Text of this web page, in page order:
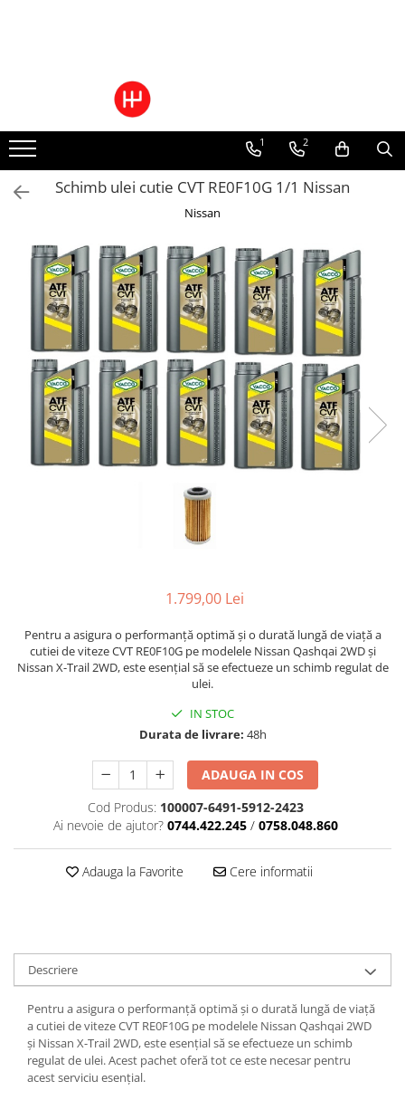
Ulei cutie automata
Filtre cutii automate
1 2
Schimb ulei cutie CVT RE0F10G 1/1 Nissan
Nissan
1.799,00 Lei
Pentru a asigura o performanță optimă și o durată lungă de viață a
cutiei de viteze CVT RE0F10G pe modelele Nissan Qashqai 2WD și
Nissan X-Trail 2WD, este esențial să se efectueze un schimb regulat de
ulei.
IN STOC
Durata de livrare: 48h
ADAUGA IN COS
Cod Produs: 100007-6491-5912-2423
Ai nevoie de ajutor? 0744.422.245 / 0758.048.860
Adauga la Favorite Cere informatii
Descriere
Pentru a asigura o performanță optimă și o durată lungă de viață
a cutiei de viteze CVT RE0F10G pe modelele Nissan Qashqai 2WD
și Nissan X-Trail 2WD, este esențial să se efectueze un schimb
regulat de ulei. Acest pachet oferă tot ce este necesar pentru
acest serviciu esențial.